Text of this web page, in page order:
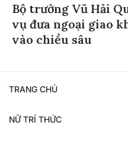
Bộ trưởng Vũ Hải
vụ đưa ngoại giao
vào chiều sâu
TRANG CHỦ
NỮ TRÍ THỨC